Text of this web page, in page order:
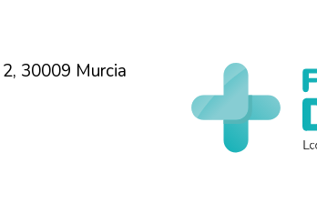
30009 Murcia